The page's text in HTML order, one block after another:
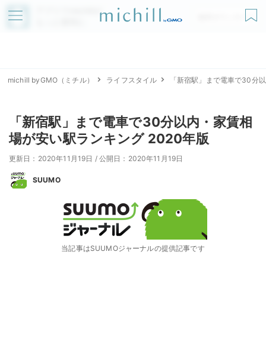
アプリでmichillが
無料ダウンロード
michill byGMO（ミチル） ライフスタイル 「新宿駅」まで電車で30分
「新宿駅」まで電車で30分以内・家賃相
場が安い駅ランキング 2020年版
更新日：2020年11月19日 / 公開日：2020年11月19日
SUUMO
当記事はSUUMOジャーナルの提供記事です